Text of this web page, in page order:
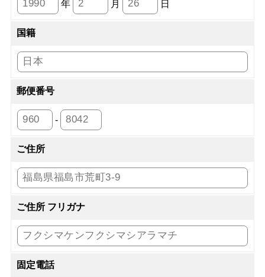
年 月 日
国籍
郵便番号
-
ご住所
ご住所 フリガナ
固定電話